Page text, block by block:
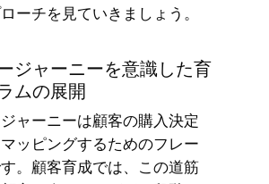
ーチを見ていきましょう。
ジャーニーを意識した育
ムの展開
ャーニーは顧客の購入決定
ッピングするためのフレー
。顧客育成では、この道筋